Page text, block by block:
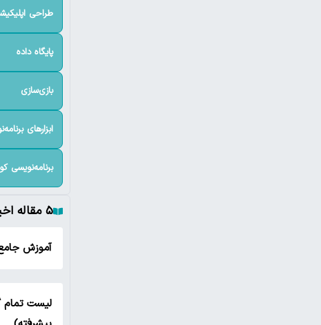
طراحی
پایگاه داده
بازی‌سازی
ابزارهای
برنامه‌نویسی
۵ مقاله اخیر
آموزش
لیست تمام